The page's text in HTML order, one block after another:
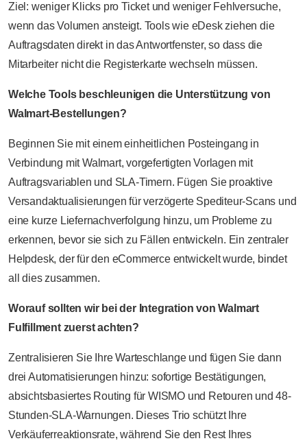
Ziel: weniger Klicks pro Ticket und weniger Fehlversuche,
wenn das Volumen ansteigt. Tools wie eDesk ziehen die
Auftragsdaten direkt in das Antwortfenster, so dass die
Mitarbeiter nicht die Registerkarte wechseln müssen.
Welche Tools beschleunigen die Unterstützung von
Walmart-Bestellungen?
Beginnen Sie mit einem einheitlichen Posteingang in
Verbindung mit Walmart, vorgefertigten Vorlagen mit
Auftragsvariablen und SLA-Timern. Fügen Sie proaktive
Versandaktualisierungen für verzögerte Spediteur-Scans und
eine kurze Liefernachverfolgung hinzu, um Probleme zu
erkennen, bevor sie sich zu Fällen entwickeln. Ein zentraler
Helpdesk, der für den eCommerce entwickelt wurde, bindet
all dies zusammen.
Worauf sollten wir bei der Integration von Walmart
Fulfillment zuerst achten?
Zentralisieren Sie Ihre Warteschlange und fügen Sie dann
drei Automatisierungen hinzu: sofortige Bestätigungen,
absichtsbasiertes Routing für WISMO und Retouren und 48-
Stunden-SLA-Warnungen. Dieses Trio schützt Ihre
Verkäuferreaktionsrate, während Sie den Rest Ihres